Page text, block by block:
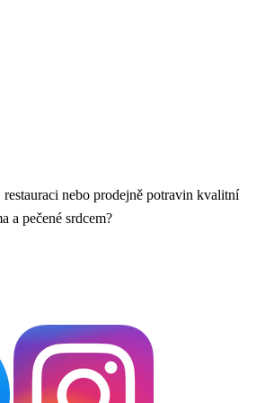
restauraci nebo prodejně potravin kvalitní
a pečené srdcem?